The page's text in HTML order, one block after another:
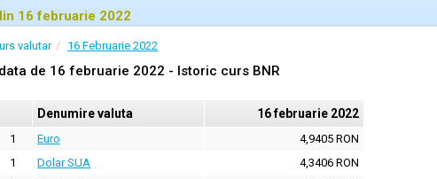
16 februarie 2022
valutar 16 Februarie 2022
de 16 februarie 2022 - Istoric curs BNR
Denumire valuta 16 februarie 2022
1 Euro
4,9405 RON
1 Dolar SUA
4,3406 RON